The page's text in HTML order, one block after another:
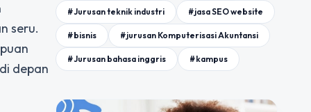
seru.
depan
#Jurusan teknik industri #jasa SEO website
#bisnis #jurusan Komputerisasi Akuntansi
#Jurusan bahasa inggris #kampus